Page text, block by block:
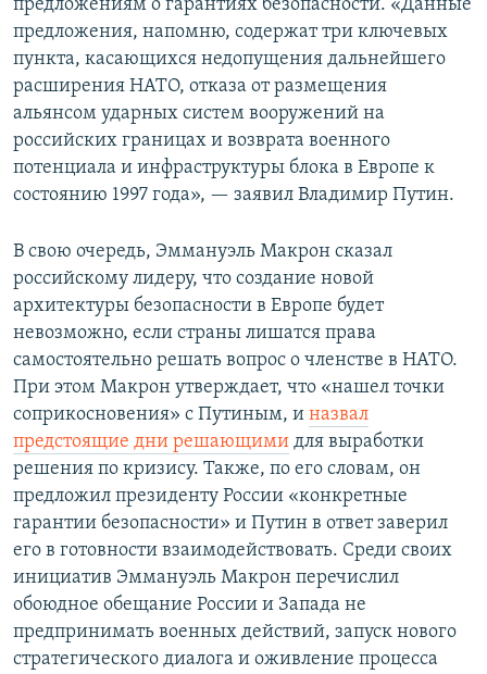
предложениям о гарантиях безопасности. «Данные
предложения, напомню, содержат три ключевых
пункта, касающихся недопущения дальнейшего
расширения НАТО, отказа от размещения
альянсом ударных систем вооружений на
российских границах и возврата военного
потенциала и инфраструктуры блока в Европе к
состоянию 1997 года», — заявил Владимир Путин.
В свою очередь, Эммануэль Макрон сказал
российскому лидеру, что создание новой
архитектуры безопасности в Европе будет
невозможно, если страны лишатся права
самостоятельно решать вопрос о членстве в НАТО.
При этом Макрон утверждает, что «нашел точки
соприкосновения» с Путиным, и назвал
предстоящие дни решающими для выработки
решения по кризису. Также, по его словам, он
предложил президенту России «конкретные
гарантии безопасности» и Путин в ответ заверил
его в готовности взаимодействовать. Среди своих
инициатив Эммануэль Макрон перечислил
обоюдное обещание России и Запада не
предпринимать военных действий, запуск нового
стратегического диалога и оживление процесса